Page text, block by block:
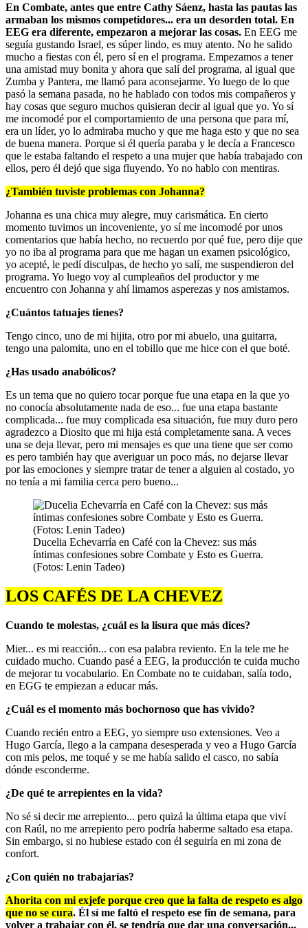
En Combate, antes que entre Cathy Sáenz, hasta las pautas las
armaban los mismos competidores... era un desorden total. En
EEG era diferente, empezaron a mejorar las cosas. En EEG me
seguía gustando Israel, es súper lindo, es muy atento. No he salido
mucho a fiestas con él, pero sí en el programa. Empezamos a tener
una amistad muy bonita y ahora que salí del programa, al igual que
Zumba y Pantera, me llamó para aconsejarme. Yo luego de lo que
pasó la semana pasada, no he hablado con todos mis compañeros y
hay cosas que seguro muchos quisieran decir al igual que yo. Yo sí
me incomodé por el comportamiento de una persona que para mí,
era un líder, yo lo admiraba mucho y que me haga esto y que no sea
de buena manera. Porque si él quería paraba y le decía a Francesco
que le estaba faltando el respeto a una mujer que había trabajado con
ellos, pero él dejó que siga fluyendo. Yo no hablo con mentiras.
¿También tuviste problemas con Johanna?
Johanna es una chica muy alegre, muy carismática. En cierto
momento tuvimos un incoveniente, yo sí me incomodé por unos
comentarios que había hecho, no recuerdo por qué fue, pero dije que
yo no iba al programa para que me hagan un examen psicológico,
yo acepté, le pedí disculpas, de hecho yo salí, me suspendieron del
programa. Yo luego voy al cumpleaños del productor y me
encuentro con Johanna y ahí limamos asperezas y nos amistamos.
¿Cuántos tatuajes tienes?
Tengo cinco, uno de mi hijita, otro por mi abuelo, una guitarra,
tengo una palomita, uno en el tobillo que me hice con el que boté.
¿Has usado anabólicos?
Es un tema que no quiero tocar porque fue una etapa en la que yo
no conocía absolutamente nada de eso... fue una etapa bastante
complicada... fue muy complicada esa situación, fue muy duro pero
agradezco a Diosito que mi hija está completamente sana. A veces
una se deja llevar, pero mi mensajes es que una tiene que ser como
es pero también hay que averiguar un poco más, no dejarse llevar
por las emociones y siempre tratar de tener a alguien al costado, yo
no tenía a mi familia cerca pero bueno...
Ducelia Echevarría en Café con la Chevez: sus más
íntimas confesiones sobre Combate y Esto es Guerra.
(Fotos: Lenin Tadeo)
LOS CAFÉS DE LA CHEVEZ
Cuando te molestas, ¿cuál es la lisura que más dices?
Mier... es mi reacción... con esa palabra reviento. En la tele me he
cuidado mucho. Cuando pasé a EEG, la producción te cuida mucho
de mejorar tu vocabulario. En Combate no te cuidaban, salía todo,
en EGG te empiezan a educar más.
¿Cuál es el momento más bochornoso que has vivido?
Cuando recién entro a EEG, yo siempre uso extensiones. Veo a
Hugo García, llego a la campana desesperada y veo a Hugo García
con mis pelos, me toqué y se me había salido el casco, no sabía
dónde esconderme.
¿De qué te arrepientes en la vida?
No sé si decir me arrepiento... pero quizá la última etapa que viví
con Raúl, no me arrepiento pero podría haberme saltado esa etapa.
Sin embargo, si no hubiese estado con él seguiría en mi zona de
confort.
¿Con quién no trabajarías?
Ahorita con mi exjefe porque creo que la falta de respeto es algo
que no se cura. Él sí me faltó el respeto ese fin de semana, para
volver a trabajar con él, se tendría que dar una conversación...